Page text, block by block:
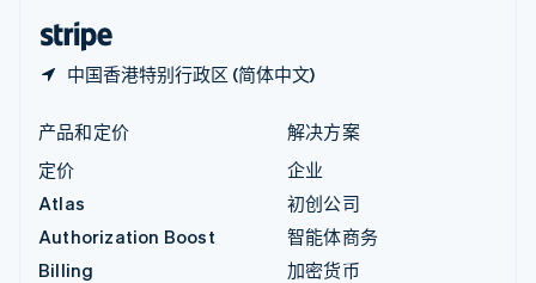
中国香港特别行政区 (简体中文)
产品和定价
定价
Atlas
Authorization Boost
Billing
解决方案
企业
初创公司
智能体商务
加密货币